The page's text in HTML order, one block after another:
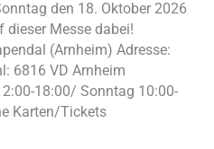
den 18. Oktober 2026
Messe dabei!
(Arnheim) Adresse:
6816 VD Arnheim
18:00/ Sonntag 10:00-
Karten/Tickets